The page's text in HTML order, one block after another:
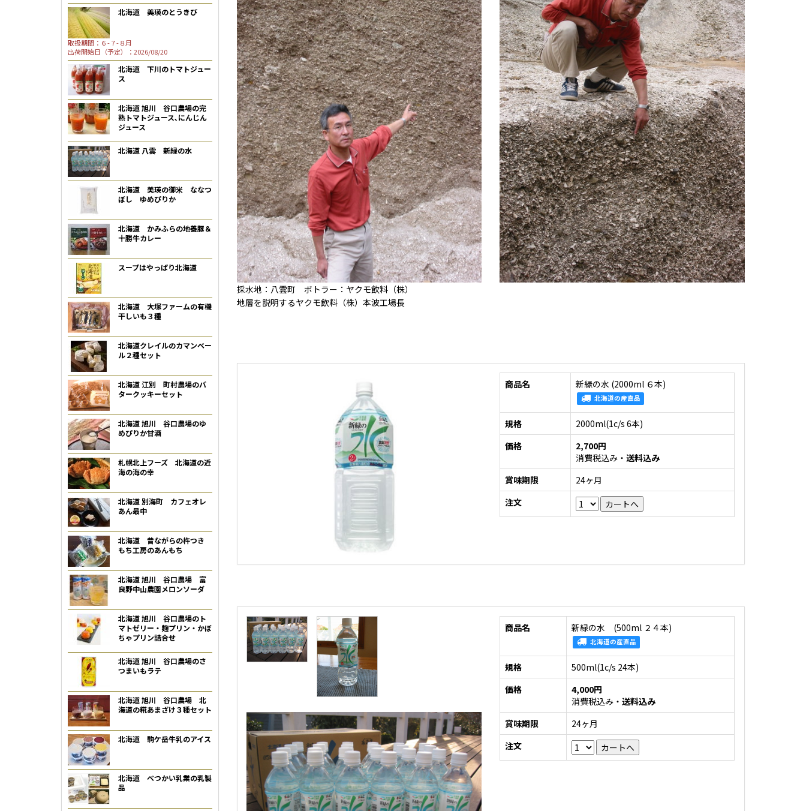
北海道 美瑛のとうきび
取扱期間：６-７-８月
出荷開始日（予定）：2026/08/20
北海道 下川のトマトジュー
ス
北海道 旭川 谷口農場の完
熟トマトジュース､にんじん
ジュース
北海道 八雲 新緑の水
北海道 美瑛の御米 ななつ
ぼし ゆめぴりか
北海道 かみふらの地養豚＆
十勝牛カレー
スープはやっぱり北海道
北海道 大塚ファームの有機
干しいも３種
北海道クレイルのカマンベー
ル２種セット
北海道 江別 町村農場のバ
タークッキーセット
北海道 旭川 谷口農場のゆ
めぴりか甘酒
札幌北上フーズ 北海道の近
海の海の幸
北海道 別海町 カフェオレ
あん最中
北海道 昔ながらの杵つき
もち工房のあんもち
北海道 旭川 谷口農場 富
良野中山農園メロンソーダ
北海道 旭川 谷口農場のト
マトゼリー・麹プリン・かぼ
ちゃプリン詰合せ
北海道 旭川 谷口農場のさ
つまいもラテ
北海道 旭川 谷口農場 北
海道の糀あまざけ３種セット
北海道 駒ケ岳牛乳のアイス
北海道 べつかい乳業の乳製
品
採水地：八雲町 ボトラー：ヤクモ飲料（株）
地層を説明するヤクモ飲料（株）本波工場長
商品名 新緑の水 (2000ml ６本)
北海道の産直品
規格
2000ml(1c/s 6本)
価格
2,700円
消費税込み・送料込み
賞味期限
24ヶ月
注文
商品名 新緑の水 (500ml ２４本)
北海道の産直品
規格
500ml(1c/s 24本)
価格
4,000円
消費税込み・送料込み
賞味期限
24ヶ月
注文